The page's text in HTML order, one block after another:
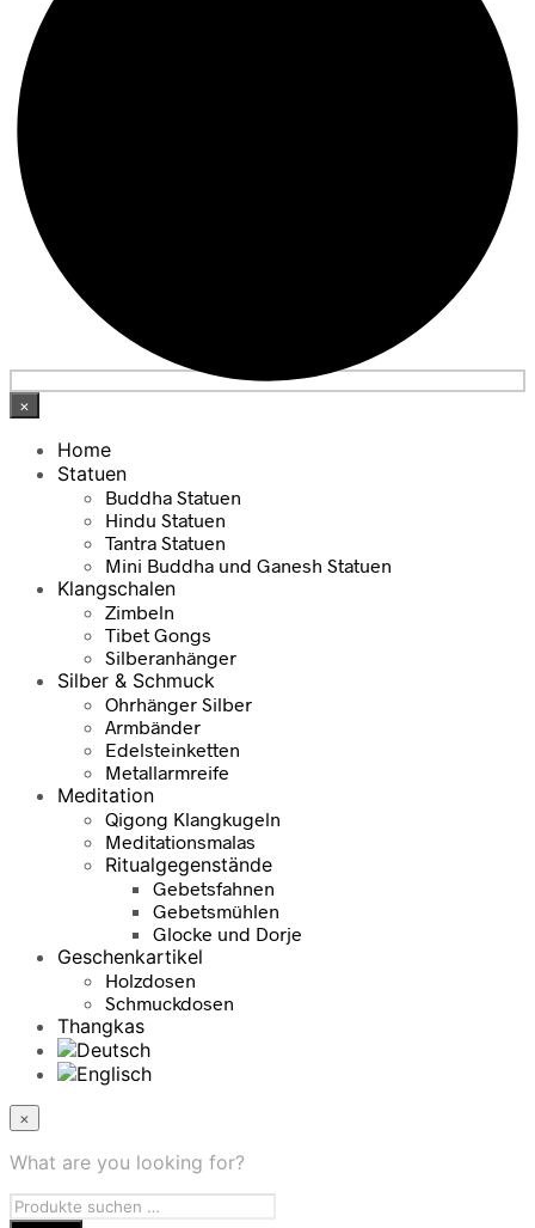
×
Home
Statuen
Buddha Statuen
Hindu Statuen
Tantra Statuen
Mini Buddha und Ganesh Statuen
Klangschalen
Zimbeln
Tibet Gongs
Silberanhänger
Silber & Schmuck
Ohrhänger Silber
Armbänder
Edelsteinketten
Metallarmreife
Meditation
Qigong Klangkugeln
Meditationsmalas
Ritualgegenstände
Gebetsfahnen
Gebetsmühlen
Glocke und Dorje
Geschenkartikel
Holzdosen
Schmuckdosen
Thangkas
×
What are you looking for?